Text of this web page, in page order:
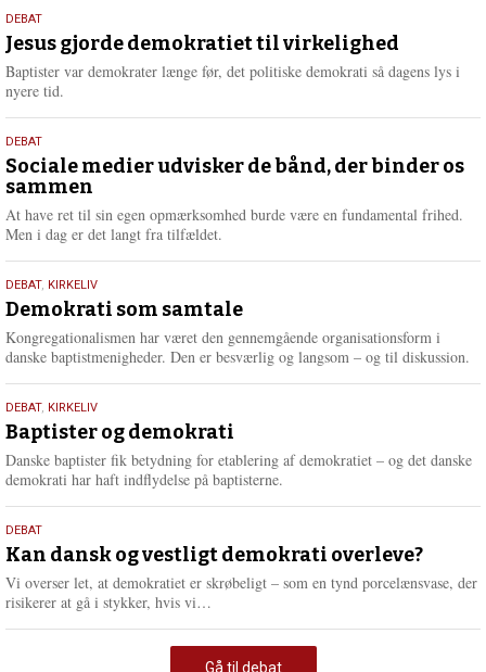
e
r
e
18.
maj
2026
DEBAT
Jesus gjorde demokratiet til virkelighed
Baptister var demokrater længe før, det politiske demokrati så dagens lys i
nyere tid.
18.
maj
2026
DEBAT
Sociale medier udvisker de bånd, der binder os
sammen
At have ret til sin egen opmærksomhed burde være en fundamental frihed.
Men i dag er det langt fra tilfældet.
18.
maj
2026
DEBAT, KIRKELIV
Demokrati som samtale
Kongregationalismen har været den gennemgående organisationsform i
danske baptistmenigheder. Den er besværlig og langsom – og til diskussion.
18.
maj
2026
DEBAT, KIRKELIV
Baptister og demokrati
Danske baptister fik betydning for etablering af demokratiet – og det danske
demokrati har haft indflydelse på baptisterne.
18.
maj
2026
DEBAT
Kan dansk og vestligt demokrati overleve?
Vi overser let, at demokratiet er skrøbeligt – som en tynd porcelænsvase, der
risikerer at gå i stykker, hvis vi…
m
Gå til debat